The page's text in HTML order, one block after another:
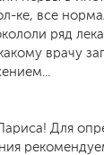
ке, все
ряд
врачу
Для